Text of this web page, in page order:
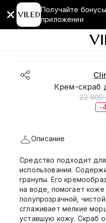
Получайте
приложении
Крем-скраб
22 600
-
Описание
Средство подходит
использования.
гранулы. Его
на воде, помогает коже
полупрозрачной,
сглаживает мелкие
уставшую кожу. Скраб